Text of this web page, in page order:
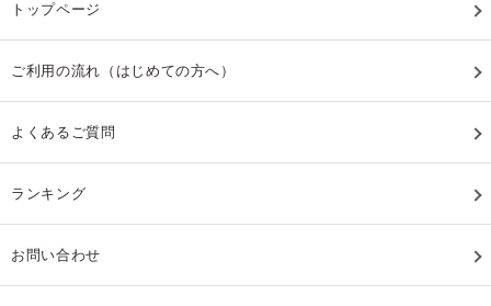
トップページ
ご利用の流れ（はじめての方へ）
よくあるご質問
ランキング
お問い合わせ